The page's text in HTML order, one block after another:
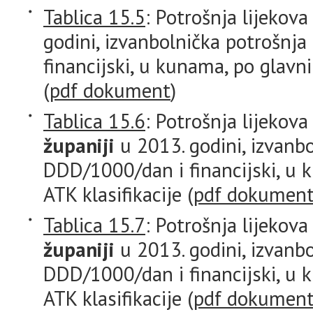
Tablica 15.5: Potrošnja
godini, izvanbolnička
financijski, u kunama, po
(pdf dokument)
Tablica 15.6: Potrošnja
županiji u 2013. godini,
DDD/1000/dan i financijski, u
ATK klasifikacije (pdf
Tablica 15.7: Potrošnja
županiji u 2013. godini,
DDD/1000/dan i financijski, u
ATK klasifikacije (pdf